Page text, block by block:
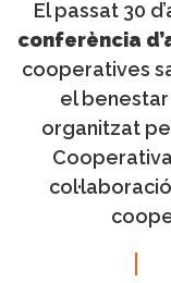
El passat 30
conferència
cooperatives
el benestar
organitzat